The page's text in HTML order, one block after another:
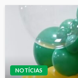
NOTÍCIAS